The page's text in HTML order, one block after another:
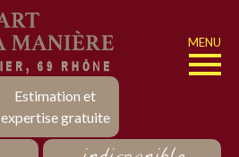
Estimation et
expertise gratuite
MENU